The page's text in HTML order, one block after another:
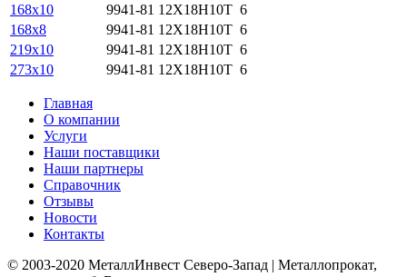
168х10
9941-81 12Х18Н10Т 6
168х8
9941-81 12Х18Н10Т 6
219х10
9941-81 12Х18Н10Т 6
273х10
9941-81 12Х18Н10Т 6
Главная
О компании
Услуги
Наши поставщики
Наши партнеры
Справочник
Отзывы
Новости
Контакты
© 2003-2020 МеталлИнвест Северо-Запад | Металлопрокат,